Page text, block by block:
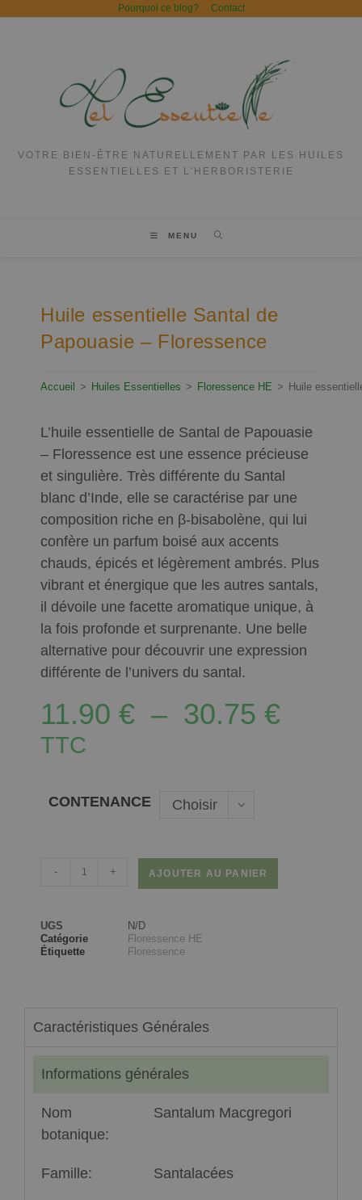
Pourquoi ce blog? Contact
VOTRE BIEN-ÊTRE NATURELLEMENT PAR LES HUILES
ESSENTIELLES ET L'HERBORISTERIE
MENU
Huile essentielle Santal de
Papouasie – Floressence
Accueil > Huiles Essentielles > Floressence HE > Huile
L’huile essentielle de Santal de Papouasie
– Floressence est une essence précieuse
et singulière. Très différente du Santal
blanc d’Inde, elle se caractérise par une
composition riche en β-bisabolène, qui lui
confère un parfum boisé aux accents
chauds, épicés et légèrement ambrés. Plus
vibrant et énergique que les autres santals,
il dévoile une facette aromatique unique, à
la fois profonde et surprenante. Une belle
alternative pour découvrir une expression
différente de l’univers du santal.
11.90 € – 30.75 €
TTC
CONTENANCE
Choisir
option
- + AJOUTER AU PANIER
UGS
N/D
Catégorie
Floressence HE
Étiquette
Floressence
Caractéristiques Générales
Informations générales
Nom
botanique:
Santalum Macgregori
Famille: Santalacées